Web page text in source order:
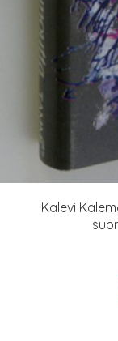
Kalevi